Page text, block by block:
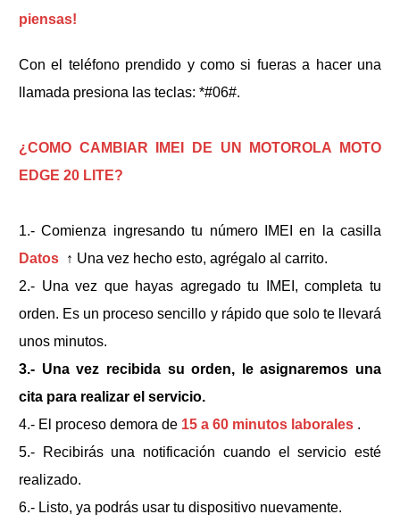
piensas!
Con el teléfono prendido y como si fueras a hacer una
llamada presiona las teclas: *#06#.
¿COMO CAMBIAR IMEI DE UN MOTOROLA MOTO
EDGE 20 LITE?
1.- Comienza ingresando tu número IMEI en la casilla
Datos ↑ Una vez hecho esto, agrégalo al carrito.
2.- Una vez que hayas agregado tu IMEI, completa tu
orden. Es un proceso sencillo y rápido que solo te llevará
unos minutos.
3.- Una vez recibida su orden, le asignaremos una
cita para realizar el servicio.
4.- El proceso demora de 15 a 60 minutos laborales .
5.- Recibirás una notificación cuando el servicio esté
realizado.
6.- Listo, ya podrás usar tu dispositivo nuevamente.